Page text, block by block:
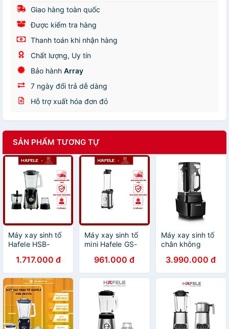
Giao hàng toàn quốc
Được kiểm tra hàng
Thanh toán khi nhận hàng
Chất lượng, Uy tín
Bảo hành Array
7 ngày đổi trả dễ dàng
Hỗ trợ xuất hóa đơn đỏ
SẢN PHẨM TƯƠNG TỰ
Máy xay sinh tố
Hafele HSB-
Chính Hãng-
(535.43.277)
1.717.000 đ
Máy xay sinh tố
mini Hafele GS-
hãng
(535.43.263)
961.000 đ
Máy xay sinh tố
chân không
Hãng
3.990.000 đ